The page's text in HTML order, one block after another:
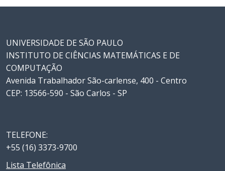
UNIVERSIDADE DE SÃO PAULO
INSTITUTO DE CIÊNCIAS MATEMÁTICAS E DE
COMPUTAÇÃO
Avenida Trabalhador São-carlense, 400 - Centro
CEP: 13566-590 - São Carlos - SP
TELEFONE:
+55 (16) 3373-9700
Lista Telefônica